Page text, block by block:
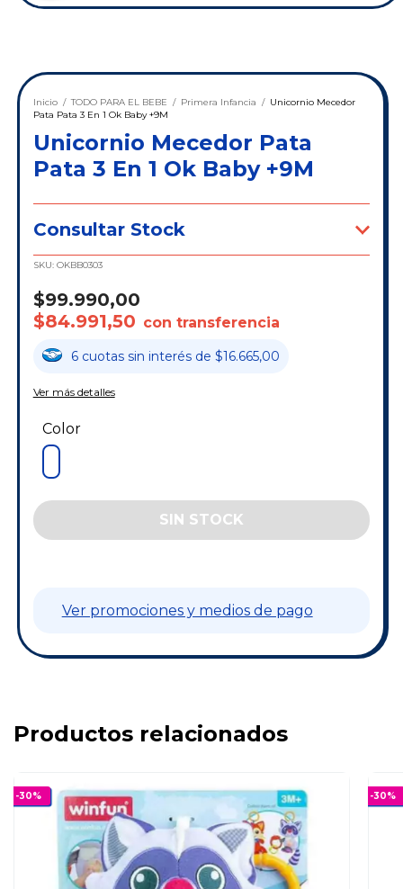
Inicio / TODO PARA EL BEBE / Primera Infancia / Unicornio Mecedor
Pata Pata 3 En 1 Ok Baby +9M
Unicornio Mecedor Pata
Pata 3 En 1 Ok Baby +9M
Consultar Stock
SKU: OKBB0303
$99.990,00
$84.991,50 con transferencia
6 cuotas sin interés de $16.665,00
Ver más detalles
Color
Ver promociones y medios de pago
Productos relacionados
-30% -30%